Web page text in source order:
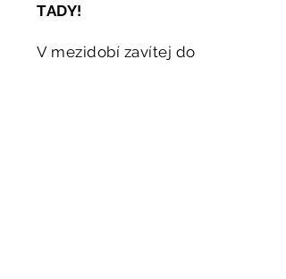
TADY!
V mezidobí zavítej do